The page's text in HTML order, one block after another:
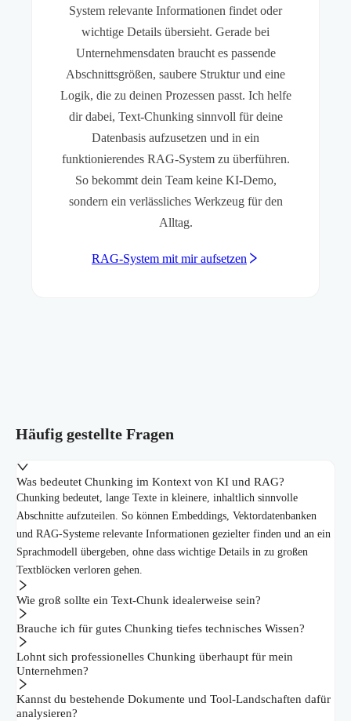
System relevante Informationen findet oder
wichtige Details übersieht. Gerade bei
Unternehmensdaten braucht es passende
Abschnittsgrößen, saubere Struktur und eine
Logik, die zu deinen Prozessen passt. Ich helfe
dir dabei, Text-Chunking sinnvoll für deine
Datenbasis aufzusetzen und in ein
funktionierendes RAG-System zu überführen.
So bekommt dein Team keine KI-Demo,
sondern ein verlässliches Werkzeug für den
Alltag.
RAG-System mit mir aufsetzen
Häufig gestellte Fragen
Was bedeutet Chunking im Kontext von KI und RAG?
Chunking bedeutet, lange Texte in kleinere, inhaltlich sinnvolle
Abschnitte aufzuteilen. So können Embeddings, Vektordatenbanken
und RAG-Systeme relevante Informationen gezielter finden und an ein
Sprachmodell übergeben, ohne dass wichtige Details in zu großen
Textblöcken verloren gehen.
Wie groß sollte ein Text-Chunk idealerweise sein?
Brauche ich für gutes Chunking tiefes technisches Wissen?
Lohnt sich professionelles Chunking überhaupt für mein
Unternehmen?
Kannst du bestehende Dokumente und Tool-Landschaften dafür
analysieren?